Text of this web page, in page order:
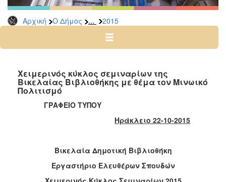
Αρχική Ο Δήμος ... 2015
Αρχείο
2026
2024
2022
2021
2016
Χειμερινός κύκλος σεμιναρίων της
Βικελαίας Βιβλιοθήκης με θέμα τον Μινωικό
Πολιτισμό
ΓΡΑΦΕΙΟ ΤΥΠΟΥ
Ηράκλειο 22-10-2015
Βικελαία Δημοτική Βιβλιοθήκη
Εργαστήριο Ελευθέρων Σπουδών